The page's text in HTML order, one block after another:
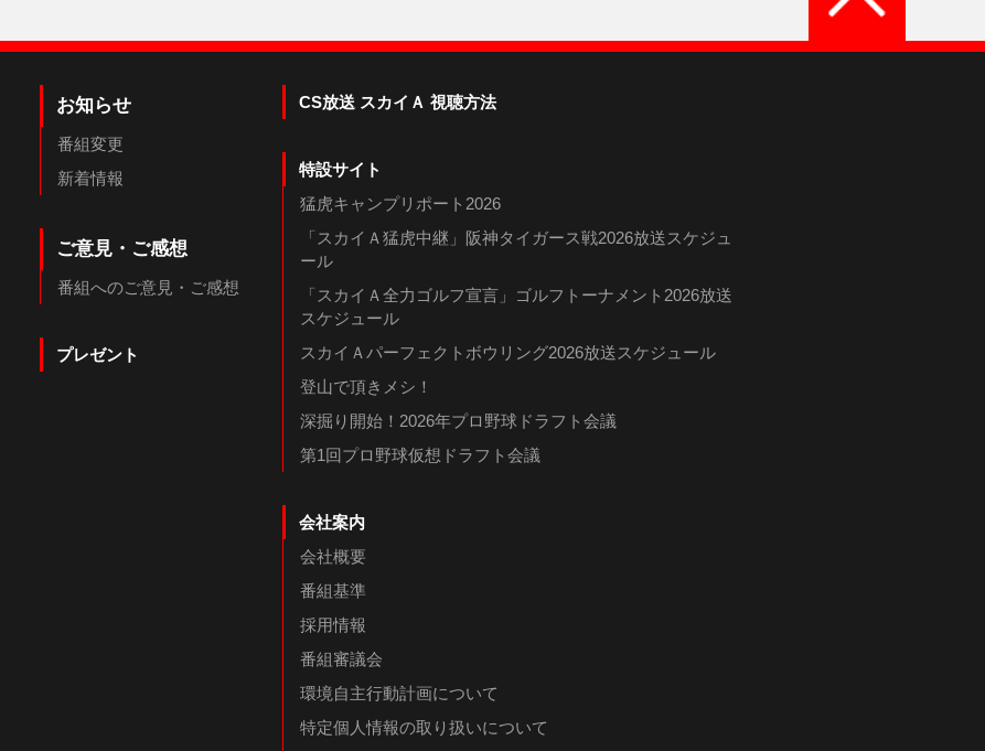
お知らせ
番組変更
新着情報
ご意見・ご感想
番組へのご意見・ご感想
プレゼント
CS放送 スカイＡ 視聴方法
特設サイト
猛虎キャンプリポート2026
「スカイＡ猛虎中継」阪神タイガース戦2026放送スケジュ
ール
「スカイＡ全力ゴルフ宣言」ゴルフトーナメント2026放送
スケジュール
スカイＡパーフェクトボウリング2026放送スケジュール
登山で頂きメシ！
深掘り開始！2026年プロ野球ドラフト会議
第1回プロ野球仮想ドラフト会議
会社案内
会社概要
番組基準
採用情報
番組審議会
環境自主行動計画について
特定個人情報の取り扱いについて